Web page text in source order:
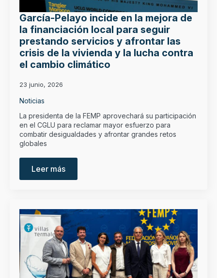
García-Pelayo incide en la mejora de
la financiación local para seguir
prestando servicios y afrontar las
crisis de la vivienda y la lucha contra
el cambio climático
23 junio, 2026
Noticias
La presidenta de la FEMP aprovechará su participación
en el CGLU para reclamar mayor esfuerzo para
combatir desigualdades y afrontar grandes retos
globales
Leer más